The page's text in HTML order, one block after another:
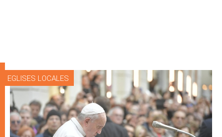
EGLISES LOCALES